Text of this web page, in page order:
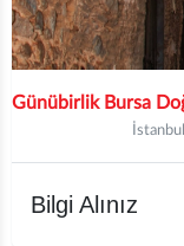
Bilgi Alınız